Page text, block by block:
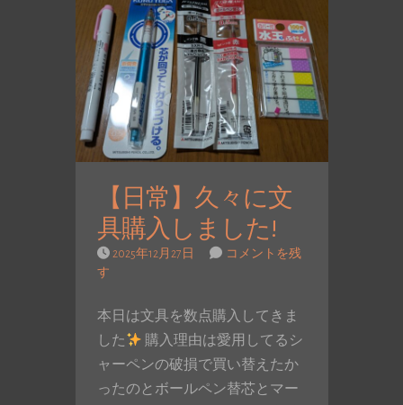
【日常】久々に文
具購入しました!
2025年12月27日
コメントを残
す
本日は文具を数点購入してきま
した
購入理由は愛用してるシ
ャーペンの破損で買い替えたか
ったのとボールペン替芯とマー